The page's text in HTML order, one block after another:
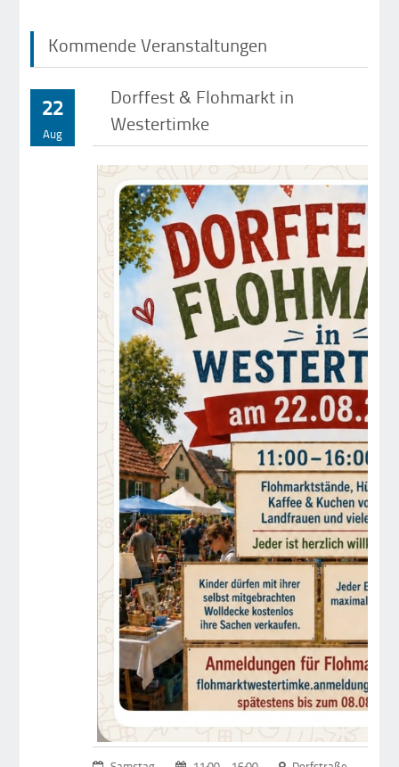
Kommende Veranstaltungen
22
Aug
Dorffest & Flohmarkt in
Westertimke